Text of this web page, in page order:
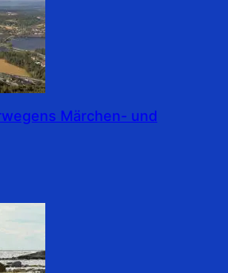
Märchen- und